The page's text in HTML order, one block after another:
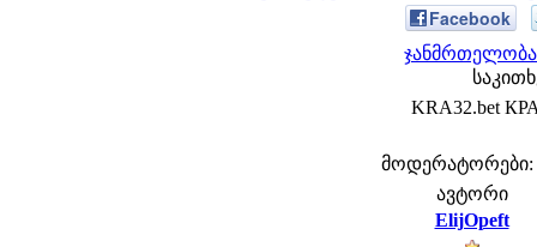
Facebook
ჯანმრთელობა
KRA32.bet
მოდერატორები:
ავტორი
ElijOpeft